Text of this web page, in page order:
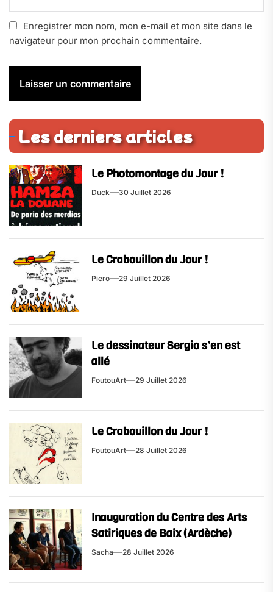
Enregistrer mon nom, mon e-mail et mon site dans le
navigateur pour mon prochain commentaire.
Les derniers articles
Le Photomontage du Jour !
Duck 30 Juillet 2026
Le Crabouillon du Jour !
Piero 29 Juillet 2026
Le dessinateur Sergio s’en est
allé
FoutouArt 29 Juillet 2026
Le Crabouillon du Jour !
FoutouArt 28 Juillet 2026
Inauguration du Centre des Arts
Satiriques de Baix (Ardèche)
Sacha 28 Juillet 2026